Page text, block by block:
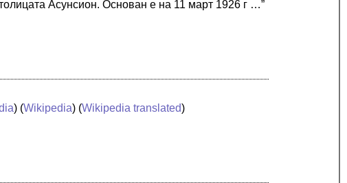
Асунсион. Основан е на 11 март 1926 г …”
) (Wikipedia) (Wikipedia translated)